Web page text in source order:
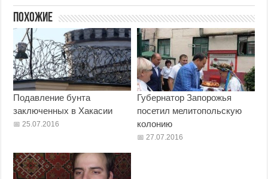
Похожие
Подавление бунта
заключенных в Хакасии
25.07.2016
Губернатор Запорожья
посетил мелитопольскую
колонию
27.07.2016